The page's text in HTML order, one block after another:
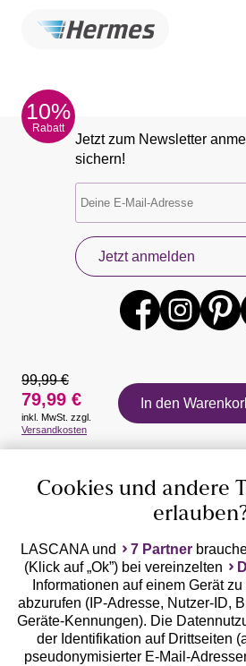
10%
Rabatt
Jetzt zum Newsletter
sichern!
Jetzt anmelden
Auszeichnungen
Geprüfte Sicherheit
99,99 €
79,99 €
inkl. MwSt. zzgl.
Versandkosten
In den
Cookies und andere
LASCANA und 7 Partner
(Klick auf „Ok”) bei vereinzelten
Informationen auf einem Gerät
abzurufen (IP-Adresse, Nutzer-ID,
Geräte-Kennungen). Die
der Identifikation auf Drittseiten
pseudonymisierter E-Mail-